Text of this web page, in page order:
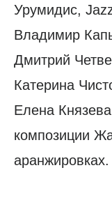
Урумидис,
Владимир
Дмитрий
Катерина
Елена
композиции